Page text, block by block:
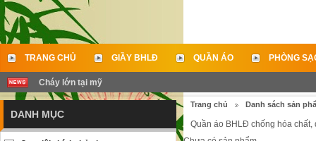
TRANG CHỦ GIẦY BHLĐ QUẦN ÁO PHÒNG
LIÊN HỆ
Cháy lớn tại mỹ
Trang chủ Danh sách sản
Quần áo BHLĐ chống hóa chất,
DANH MỤC